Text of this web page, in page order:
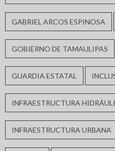
GABRIEL ARCOS ESPINOSA
GOBIERNO DE TAMAULIPAS
GUARDIA ESTATAL
INFRAESTRUCTURA
INFRAESTRUCTURA URBANA